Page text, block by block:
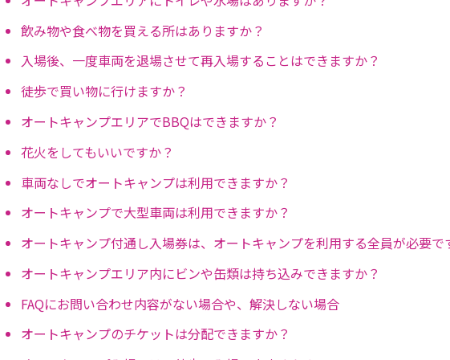
飲み物や食べ物を買える所はありますか？
入場後、一度車両を退場させて再入場することはできますか？
徒歩で買い物に行けますか？
オートキャンプエリアでBBQはできますか？
花火をしてもいいですか？
車両なしでオートキャンプは利用できますか？
オートキャンプで大型車両は利用できますか？
オートキャンプ付通し入場券は、オートキャンプを利用する全員が必要で
オートキャンプエリア内にビンや缶類は持ち込みできますか？
FAQにお問い合わせ内容がない場合や、解決しない場合
オートキャンプのチケットは分配できますか？